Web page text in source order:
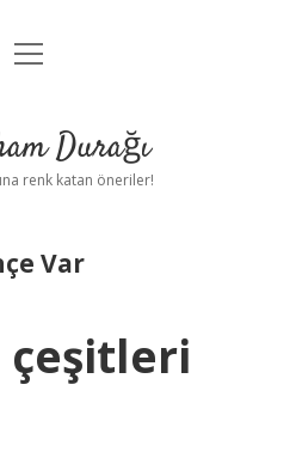
Anasayfa
Uyarı
menüyü
Durağı
renk katan öneriler!
Var
çeşitleri